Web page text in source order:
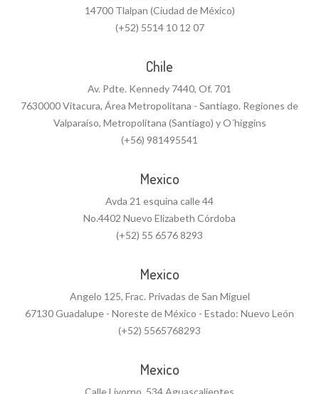
14700 Tlalpan (Ciudad de México)
(+52) 5514 10 12 07
Chile
Av. Pdte. Kennedy 7440, Of. 701
7630000 Vitacura, Área Metropolitana - Santiago. Regiones de
Valparaíso, Metropolitana (Santiago) y O´higgins
(+56) 981495541
Mexico
Avda 21 esquina calle 44
No.4402 Nuevo Elizabeth Córdoba
(+52) 55 6576 8293
Mexico
Angelo 125, Frac. Privadas de San Miguel
67130 Guadalupe - Noreste de México - Estado: Nuevo León
(+52) 5565768293
Mexico
Calle Livorno, 534 Aguascalientes